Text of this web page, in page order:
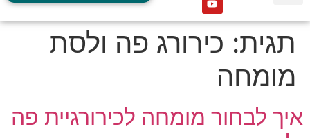
תגית: כירורג פה ולסת
מומחה
איך לבחור מומחה לכירורגיית פה